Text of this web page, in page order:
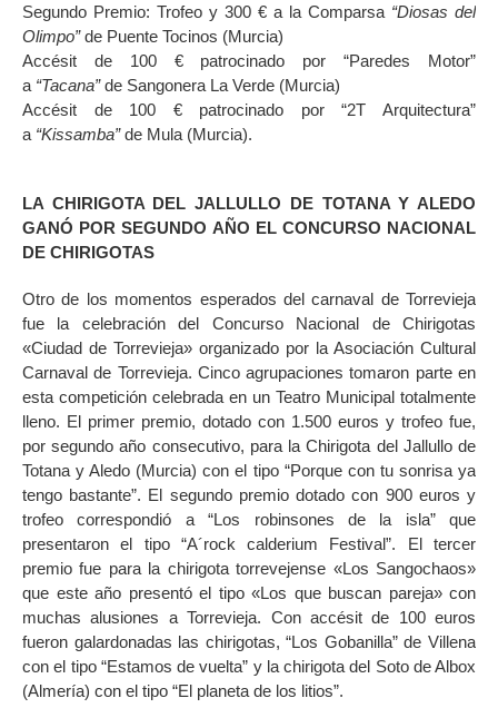
Segundo Premio: Trofeo y 300 € a la Comparsa “Diosas del
Olimpo”de Puente Tocinos (Murcia)
Accésit de 100 € patrocinado por “Paredes Motor”
a “Tacana”de Sangonera La Verde (Murcia)
Accésit de 100 € patrocinado por “2T Arquitectura”
a “Kissamba”de Mula (Murcia).
LA CHIRIGOTA DEL JALLULLO DE TOTANA Y ALEDO
GANÓ POR SEGUNDO AÑO EL CONCURSO NACIONAL
DE CHIRIGOTAS
Otro de los momentos esperados del carnaval de Torrevieja
fue la celebración del Concurso Nacional de Chirigotas
«Ciudad de Torrevieja» organizado por la Asociación Cultural
Carnaval de Torrevieja. Cinco agrupaciones tomaron parte en
esta competición celebrada en un Teatro Municipal totalmente
lleno. El primer premio, dotado con 1.500 euros y trofeo fue,
por segundo año consecutivo, para la Chirigota del Jallullo de
Totana y Aledo (Murcia) con el tipo “Porque con tu sonrisa ya
tengo bastante”. El segundo premio dotado con 900 euros y
trofeo correspondió a “Los robinsones de la isla” que
presentaron el tipo “A´rock calderium Festival”. El tercer
premio fue para la chirigota torrevejense «Los Sangochaos»
que este año presentó el tipo «Los que buscan pareja» con
muchas alusiones a Torrevieja. Con accésit de 100 euros
fueron galardonadas las chirigotas, “Los Gobanilla” de Villena
con el tipo “Estamos de vuelta” y la chirigota del Soto de Albox
(Almería) con el tipo “El planeta de los litios”.